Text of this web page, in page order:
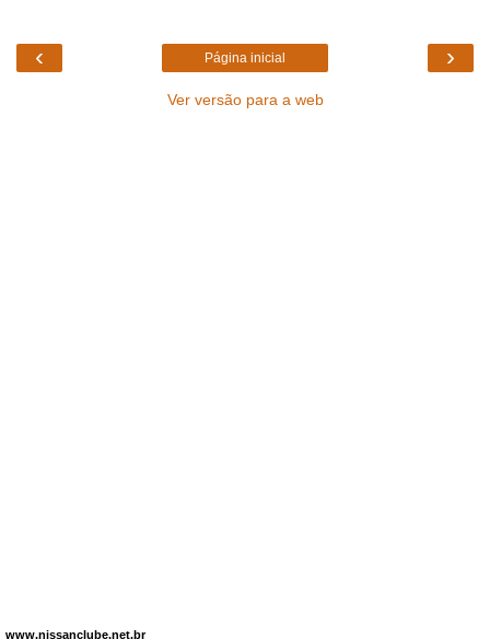
‹ ›
Página inicial
Ver versão para a web
www.nissanclube.net.br